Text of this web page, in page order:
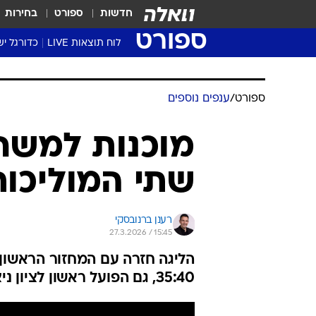
חדשות ספורט בחירות
ספורט לוח תוצאות LIVE כדורגל
שגרירים
נבחרות
ליגה
ספורט/ענפים נוספים
מוכנות
שתי
רענן ברנובסקי
27.3.2026 / 15:45
הליגה חזרה עם המחזור
35:40, גם הפועל ראשון לציון ניצחה